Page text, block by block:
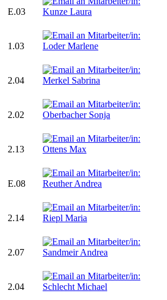
E.03
1.03
2.04
2.02
2.13
E.08
2.14
2.07
2.04